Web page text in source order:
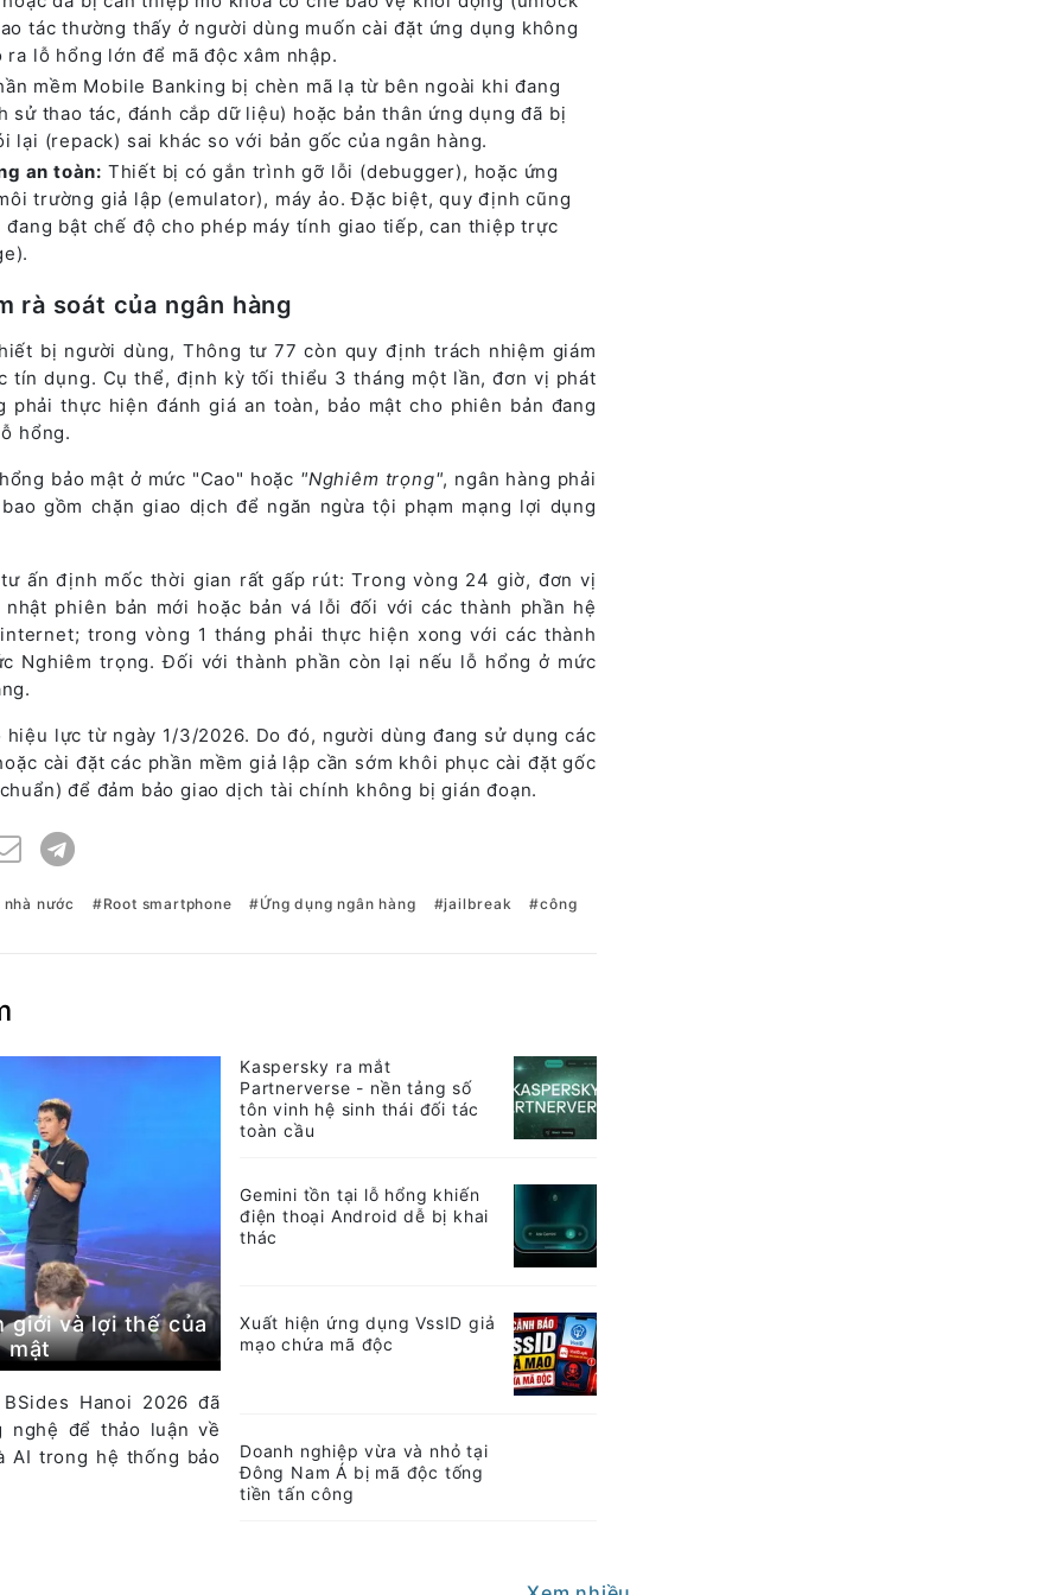
tác thường thấy ở người dùng muốn cài đặt ứng dụng không
lỗ hổng lớn để mã độc xâm nhập.
mềm Mobile Banking bị chèn mã lạ từ bên ngoài khi đang
sử thao tác, đánh cắp dữ liệu) hoặc bản thân ứng dụng đã bị
lại (repack) sai khác so với bản gốc của ngân hàng.
an toàn: Thiết bị có gắn trình gỡ lỗi (debugger), hoặc ứng
trường giả lập (emulator), máy ảo. Đặc biệt, quy định cũng
bật chế độ cho phép máy tính giao tiếp, can thiệp trực
rà soát của ngân hàng
bị người dùng, Thông tư 77 còn quy định trách nhiệm giám
tín dụng. Cụ thể, định kỳ tối thiểu 3 tháng một lần, đơn vị phát
phải thực hiện đánh giá an toàn, bảo mật cho phiên bản đang
hổng.
bảo mật ở mức "Cao" hoặc "Nghiêm trọng", ngân hàng phải
gồm chặn giao dịch để ngăn ngừa tội phạm mạng lợi dụng
ấn định mốc thời gian rất gấp rút: Trong vòng 24 giờ, đơn vị
phiên bản mới hoặc bản vá lỗi đối với các thành phần hệ
trong vòng 1 tháng phải thực hiện xong với các thành
Nghiêm trọng. Đối với thành phần còn lại nếu lỗ hổng ở mức
lực từ ngày 1/3/2026. Do đó, người dùng đang sử dụng các
cài đặt các phần mềm giả lập cần sớm khôi phục cài đặt gốc
để đảm bảo giao dịch tài chính không bị gián đoạn.
nhà nước Root smartphone Ứng dụng ngân hàng jailbreak công
giới và lợi thế của
mật
Hanoi 2026 đã
nghệ để thảo luận về
AI trong hệ thống bảo
Kaspersky ra mắt
Partnerverse - nền tảng số
tôn vinh hệ sinh thái đối tác
toàn cầu
Gemini tồn tại lỗ hổng khiến
điện thoại Android dễ bị khai
thác
Xuất hiện ứng dụng VssID giả
mạo chứa mã độc
Doanh nghiệp vừa và nhỏ tại
Đông Nam Á bị mã độc tống
tiền tấn công